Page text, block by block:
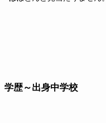
学歴～出身中学校